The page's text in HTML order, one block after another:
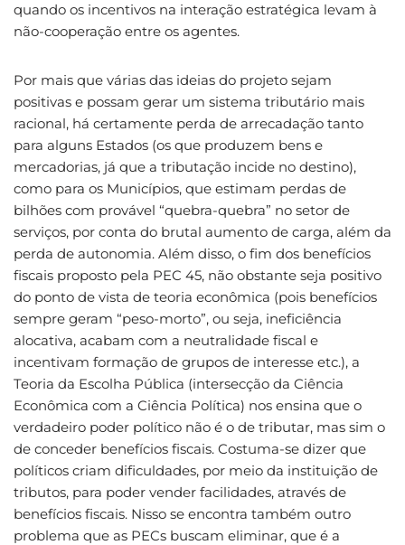
quando os incentivos na interação estratégica levam à
não-cooperação entre os agentes.
Por mais que várias das ideias do projeto sejam
positivas e possam gerar um sistema tributário mais
racional, há certamente perda de arrecadação tanto
para alguns Estados (os que produzem bens e
mercadorias, já que a tributação incide no destino),
como para os Municípios, que estimam perdas de
bilhões com provável “quebra-quebra” no setor de
serviços, por conta do brutal aumento de carga, além da
perda de autonomia. Além disso, o fim dos benefícios
fiscais proposto pela PEC 45, não obstante seja positivo
do ponto de vista de teoria econômica (pois benefícios
sempre geram “peso-morto”, ou seja, ineficiência
alocativa, acabam com a neutralidade fiscal e
incentivam formação de grupos de interesse etc.), a
Teoria da Escolha Pública (intersecção da Ciência
Econômica com a Ciência Política) nos ensina que o
verdadeiro poder político não é o de tributar, mas sim o
de conceder benefícios fiscais. Costuma-se dizer que
políticos criam dificuldades, por meio da instituição de
tributos, para poder vender facilidades, através de
benefícios fiscais. Nisso se encontra também outro
problema que as PECs buscam eliminar, que é a